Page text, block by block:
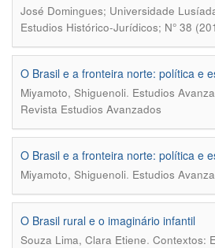
José Domingues; Universidade
Estudios Histórico-Jurídicos; N° 38
O Brasil e a fronteira norte: política e
Miyamoto, Shiguenoli. Estudios
Revista Estudios Avanzados
O Brasil e a fronteira norte: política e
Miyamoto, Shiguenoli. Estudios
O Brasil rural e o imaginário infantil
Souza Lima, Clara Etiene. Contextos: